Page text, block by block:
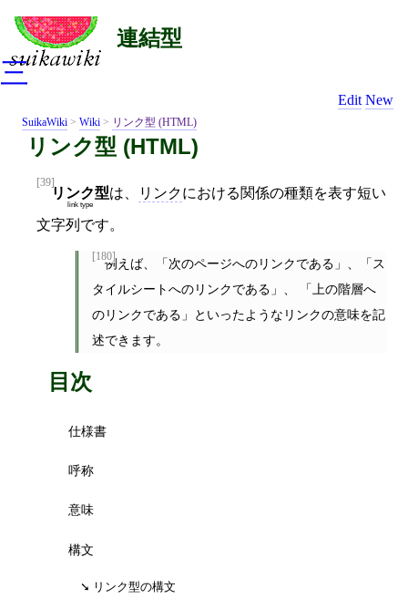
連結型
Edit New
SuikaWiki > Wiki > リンク型 (HTML)
リンク型 (HTML)
[39]
リンク型
link type
は、 リンクにおける関係の種類を表す短い
文字列です。
[180]例えば、「次のページへのリンクである」、「ス
タイルシートへのリンクである」、 「上の階層へ
のリンクである」といったようなリンクの意味を記
述できます。
目次
仕様書
呼称
意味
構文
リンク型の構文
三